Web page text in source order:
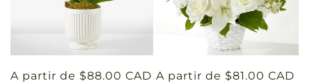
Precio
A partir de $88.00 CAD Precio
A partir de $81.00 CAD